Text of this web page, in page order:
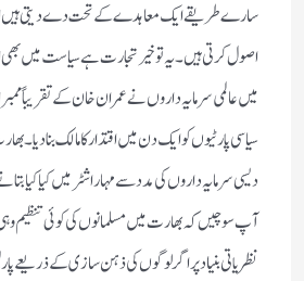
سارے طریقے ایک معاہدے کے تحت دے دیتی ہیں
اصول کرتی ہیں ۔یہ تو خیر تجارت ہے سیاست میں بھی
میں عالمی سرمایہ داروں نے عمران خان کے تقریباً
سیاسی پارٹیوں کو ایک دن میں اقتدار کا مالک بنا دیا
دیسی سرمایہ داروں کی مدد سے مہاراشٹر میں کیا
آپ سوچیں کہ بھارت میں مسلمانوں کی کوئی تنظیم
نظریاتی بنیاد پر اگر لوگوں کی ذہن سازی کے ذریعے